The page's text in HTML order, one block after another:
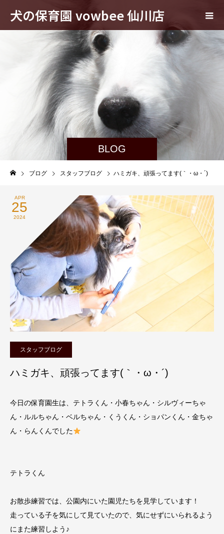
犬の保育園 vowbee 仙川店
BLOG
ブログ スタッフブログ ハミガキ、頑張ってます(｀・ω・´)
APR
25
2024
スタッフブログ
ハミガキ、頑張ってます(｀・ω・´)
今日の保育園生は、テトラくん・小春ちゃん・シルヴィーちゃ
ん・ルルちゃん・ベルちゃん・くうくん・ショパンくん・金ちゃ
ん・らんくんでした
テトラくん
お散歩練習では、公園内にいた園児たちを見学しています！
走っている子を気にして見ていたので、気にせずにいられるよう
にまた練習しよう♪